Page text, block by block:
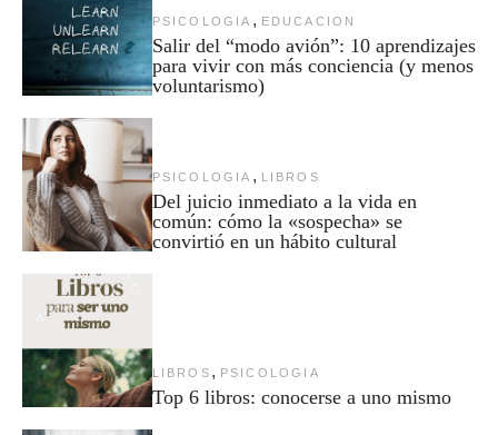
PSICOLOGIA , EDUCACION
Salir del “modo avión”: 10 aprendizajes
para vivir con más conciencia (y menos
voluntarismo)
PSICOLOGIA , LIBROS
Del juicio inmediato a la vida en
común: cómo la «sospecha» se
convirtió en un hábito cultural
LIBROS , PSICOLOGIA
Top 6 libros: conocerse a uno mismo